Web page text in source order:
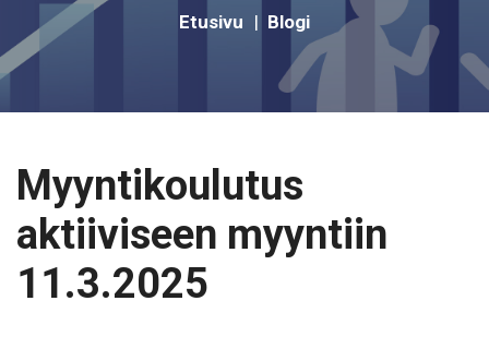
Etusivu | Blogi
Myyntikoulutus
aktiiviseen myyntiin
11.3.2025